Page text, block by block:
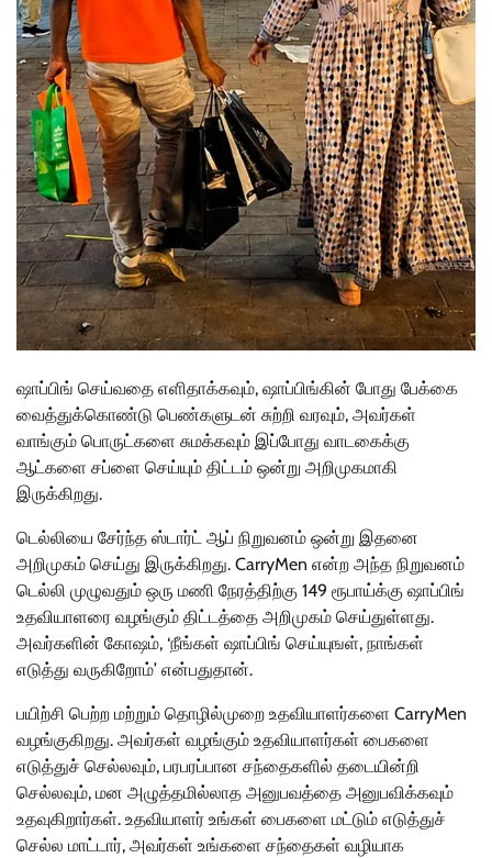
ஷாப்பிங் செய்வதை எளிதாக்கவும், ஷாப்பிங்கின் போது பேக்கை
வைத்துக்கொண்டு பெண்களுடன் சுற்றி வரவும், அவர்கள்
வாங்கும் பொருட்களை சுமக்கவும் இப்போது வாடகைக்கு
ஆட்களை சப்ளை செய்யும் திட்டம் ஒன்று அறிமுகமாகி
இருக்கிறது.
டெல்லியை சேர்ந்த ஸ்டார்ட் ஆப் நிறுவனம் ஒன்று இதனை
அறிமுகம் செய்து இருக்கிறது. CarryMen என்ற அந்த நிறுவனம்
டெல்லி முழுவதும் ஒரு மணி நேரத்திற்கு 149 ரூபாய்க்கு ஷாப்பிங்
உதவியாளரை வழங்கும் திட்டத்தை அறிமுகம் செய்துள்ளது.
அவர்களின் கோஷம், ‘நீங்கள் ஷாப்பிங் செய்யுஙள், நாங்கள்
எடுத்து வருகிறோம்’ என்பதுதான்.
பயிற்சி பெற்ற மற்றும் தொழில்முறை உதவியாளர்களை CarryMen
வழங்குகிறது. அவர்கள் வழங்கும் உதவியாளர்கள் பைகளை
எடுத்துச் செல்லவும், பரபரப்பான சந்தைகளில் தடையின்றி
செல்லவும், மன அழுத்தமில்லாத அனுபவத்தை அனுபவிக்கவும்
உதவுகிறார்கள். உதவியாளர் உங்கள் பைகளை மட்டும் எடுத்துச்
செல்ல மாட்டார், அவர்கள் உங்களை சந்தைகள் வழியாக